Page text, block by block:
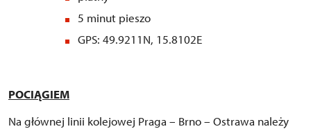
5 minut pieszo
GPS: 49.9211N, 15.8102E
POCIĄGIEM
Na głównej linii kolejowej Praga – Brno – Ostrawa należy